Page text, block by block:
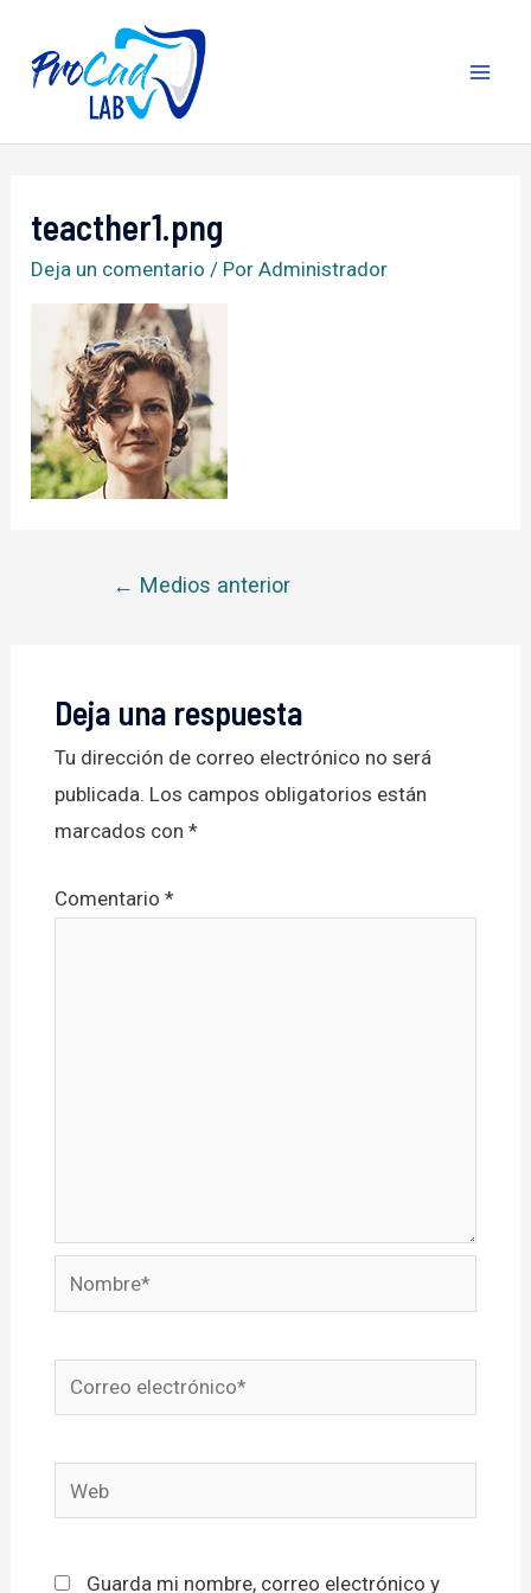
contenido
teacther1.png
Deja un comentario / PorAdministrador
Navegación
← Medios anterior
Deja una respuesta
Tu dirección de correo electrónico no será
publicada. Los campos obligatorios están
marcados con *
Comentario *
Nombre*
Correo
electrónico*
Web
Guarda mi nombre, correo electrónico y